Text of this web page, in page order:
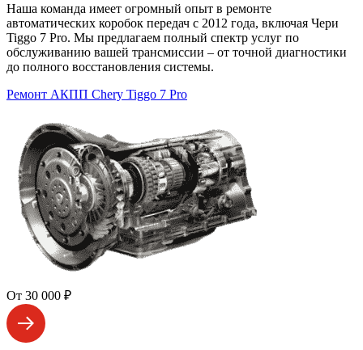
Наша команда имеет огромный опыт в ремонте
автоматических коробок передач с 2012 года, включая Чери
Tiggo 7 Pro. Мы предлагаем полный спектр услуг по
обслуживанию вашей трансмиссии – от точной диагностики
до полного восстановления системы.
Ремонт АКПП Chery Tiggo 7 Pro
От 30 000 ₽